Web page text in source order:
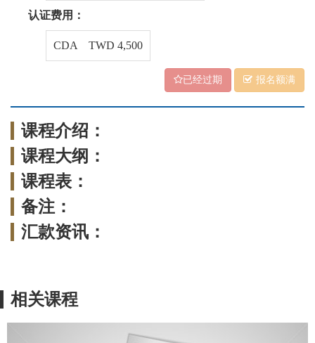
认证费用：
CDA TWD 4,500
已经过期 报名额满
课程介绍：
课程大纲：
课程表：
备注：
汇款资讯：
相关课程